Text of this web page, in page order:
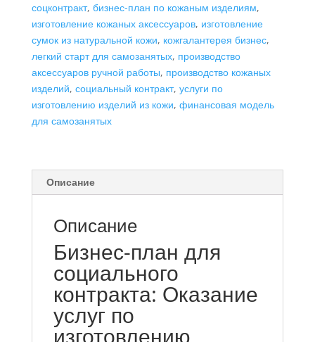
самозанятость"
соцконтракт, бизнес-план по кожаным изделиям,
изготовление кожаных аксессуаров, изготовление
сумок из натуральной кожи, кожгалантерея бизнес,
легкий старт для самозанятых, производство
аксессуаров ручной работы, производство кожаных
изделий, социальный контракт, услуги по
изготовлению изделий из кожи, финансовая модель
для самозанятых
Описание
Описание
Бизнес-план для
социального
контракта: Оказание
услуг по
изготовлению